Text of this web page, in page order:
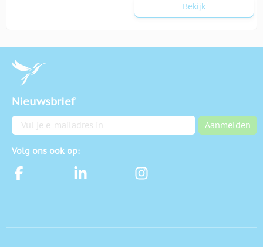
Bekijk
Nieuwsbrief
E-mailadres Aanmelden
Volg ons ook op: